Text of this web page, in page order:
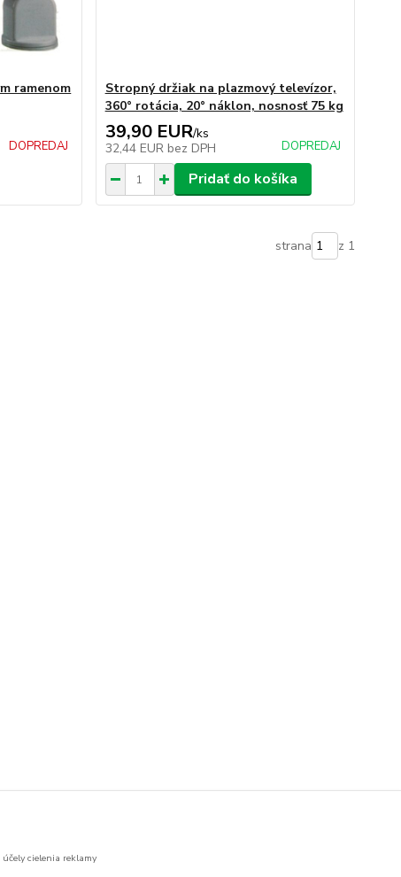
ramenom
DOPREDAJ
Stropný držiak na plazmový televízor,
360° rotácia, 20° náklon, nosnosť 75 kg
39,90 EUR/ks
32,44 EUR bez DPH DOPREDAJ
Pridať do košíka
strana z 1
účely cielenia reklamy